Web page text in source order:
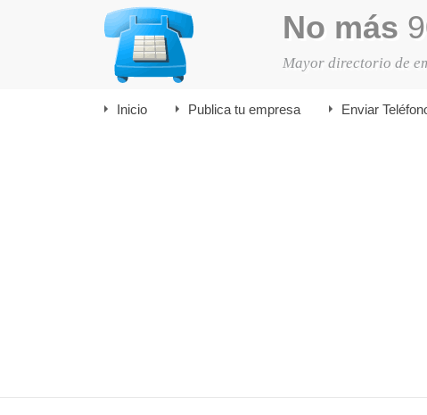
No más
Mayor directorio de
Inicio Publica tu empresa Enviar